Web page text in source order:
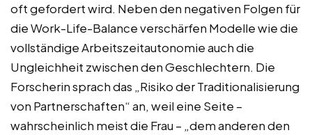
oft gefordert wird. Neben den negativen Folgen für
die Work-Life-Balance verschärfen Modelle wie die
vollständige Arbeitszeitautonomie auch die
Ungleichheit zwischen den Geschlechtern. Die
Forscherin sprach das „Risiko der Traditionalisierung
von Partnerschaften“ an, weil eine Seite –
wahrscheinlich meist die Frau – „dem anderen den